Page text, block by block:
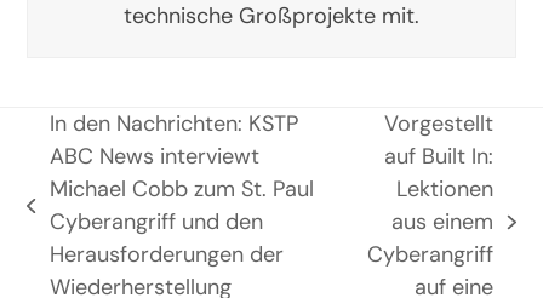
technische Großprojekte mit.
previous
post:
In den Nachrichten: KSTP
ABC News interviewt
Michael Cobb zum St. Paul
Cyberangriff und den
Herausforderungen der
Wiederherstellung
next
post:
Vorgestellt
auf Built In:
Lektionen
aus einem
Cyberangriff
auf eine